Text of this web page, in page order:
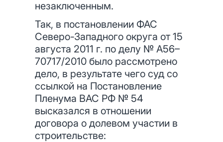
незаключенным.
Так, в постановлении ФАС
Северо-Западного округа от 15
августа 2011 г. по делу № А56–
70717/2010 было рассмотрено
дело, в результате чего суд со
ссылкой на Постановление
Пленума ВАС РФ № 54
высказался в отношении
договора о долевом участии в
строительстве: